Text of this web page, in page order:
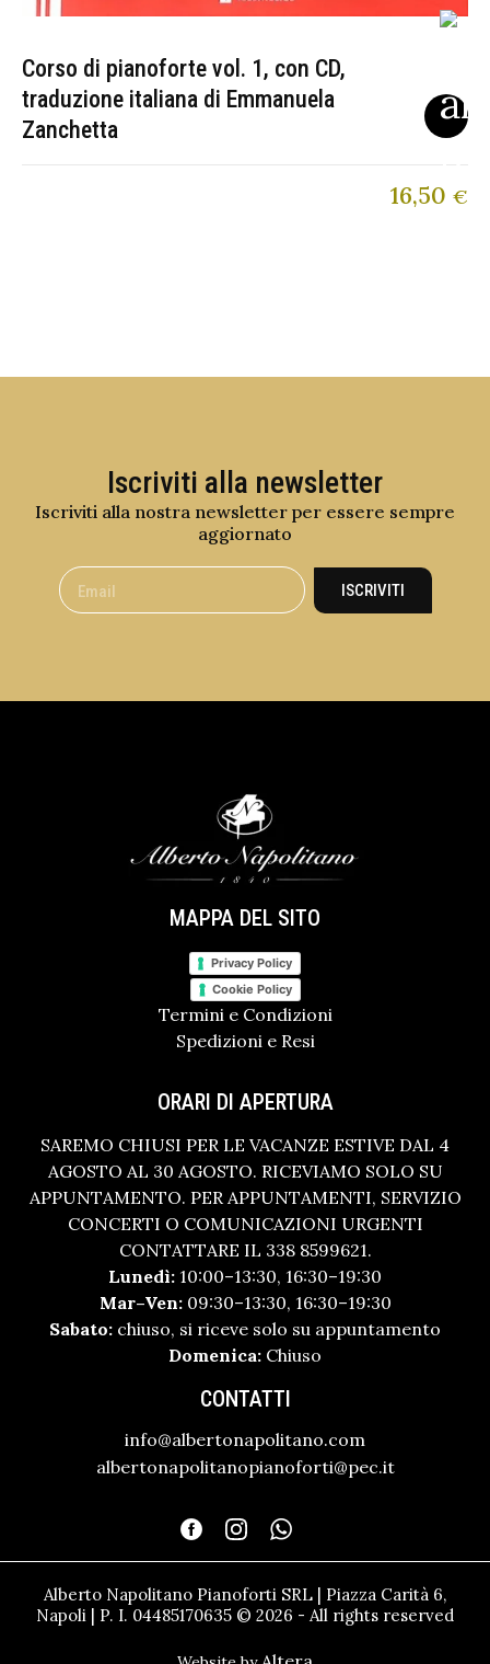
Corso di pianoforte vol. 1, con CD,
traduzione italiana di Emmanuela
Zanchetta
16,50 €
Iscriviti alla newsletter
Iscriviti alla nostra newsletter per essere sempre
aggiornato
ISCRIVITI
MAPPA DEL SITO
Privacy Policy
Cookie Policy
Termini e Condizioni
Spedizioni e Resi
ORARI DI APERTURA
SAREMO CHIUSI PER LE VACANZE ESTIVE DAL 4
AGOSTO AL 30 AGOSTO. RICEVIAMO SOLO SU
APPUNTAMENTO. PER APPUNTAMENTI, SERVIZIO
CONCERTI O COMUNICAZIONI URGENTI
CONTATTARE IL 338 8599621.
Lunedì: 10:00–13:30, 16:30–19:30
Mar–Ven:09:30–13:30, 16:30–19:30
Sabato: chiuso, si riceve solo su appuntamento
Domenica: Chiuso
CONTATTI
info@albertonapolitano.com
albertonapolitanopianoforti@pec.it
Alberto Napolitano Pianoforti SRL | Piazza Carità 6,
Napoli | P. I. 04485170635 © 2026 - All rights reserved